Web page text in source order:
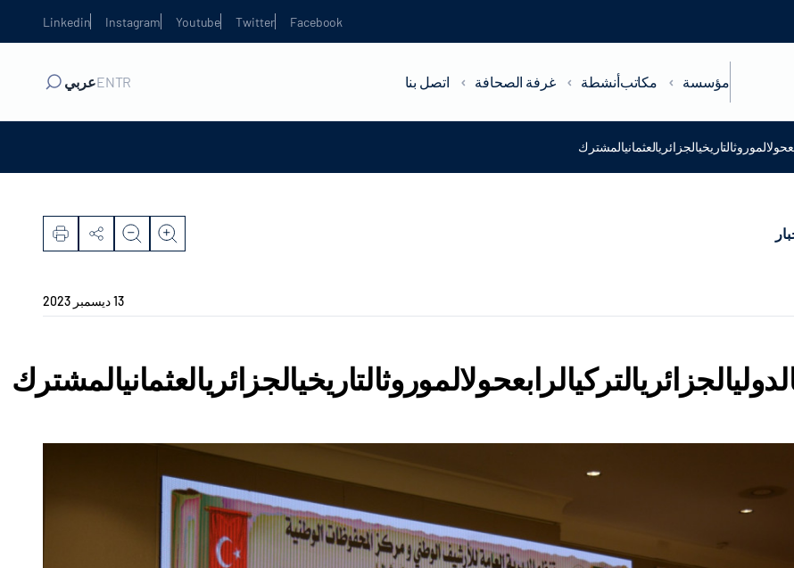
Facebook
Twitter
Youtube
Instagram
Linkedin
مؤسسة مكاتبأنشطة غرفة الصحافة اتصل بنا TR
ENعربي
13 ديسمبر 2023